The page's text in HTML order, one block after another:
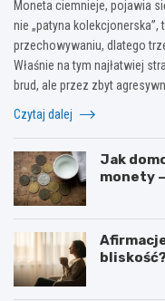
Moneta ciemnieje, pojawia
nie „patyna
przechowywaniu, dlatego
Właśnie na tym najłatwiej
brud, ale przez zbyt
Czytaj dalej
Jak
monety